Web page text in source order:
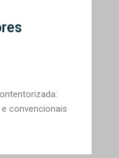
convencionais